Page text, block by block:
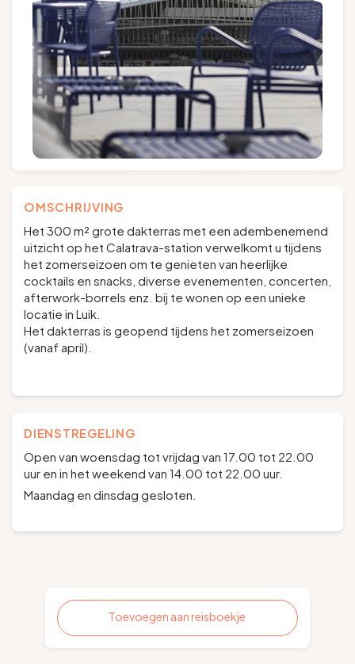
Volg ons
Groepen en touroperators
FR EN NL DE
OMSCHRIJVING
Het 300 m² grote dakterras met een adembenemend
uitzicht op het Calatrava-station verwelkomt u tijdens
het zomerseizoen om te genieten van heerlijke
cocktails en snacks, diverse evenementen, concerten,
afterwork-borrels enz. bij te wonen op een unieke
locatie in Luik.
Het dakterras is geopend tijdens het zomerseizoen
(vanaf april).
DIENSTREGELING
Open van woensdag tot vrijdag van 17.00 tot 22.00
uur en in het weekend van 14.00 tot 22.00 uur.
Maandag en dinsdag gesloten.
Toevoegen aan reisboekje